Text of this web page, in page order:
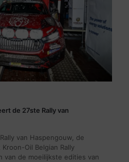
de 27ste Rally van
van Haspengouw, de
Oil Belgian Rally
van de moeilijkste edities van